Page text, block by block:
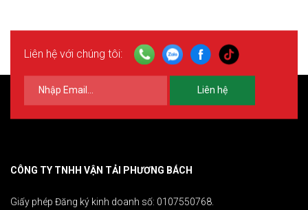
Liên hệ với chúng tôi:
Liên hệ
CÔNG TY TNHH VẬN TẢI PHƯƠNG BÁCH
Giấy phép Đăng ký kinh doanh số: 0107550768.